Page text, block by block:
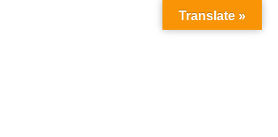
Translate »